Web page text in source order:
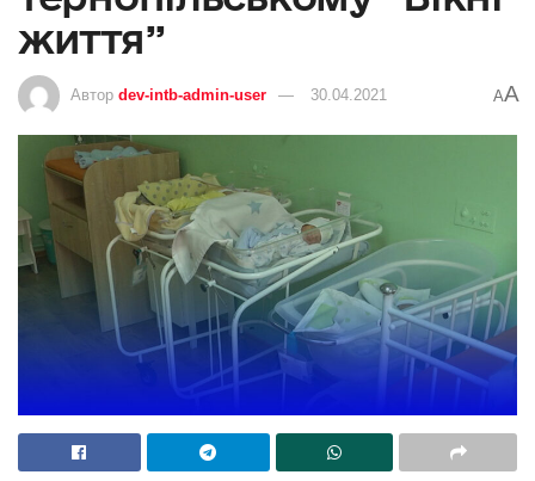
життя”
Автор dev-intb-admin-user 30.04.2021 AA